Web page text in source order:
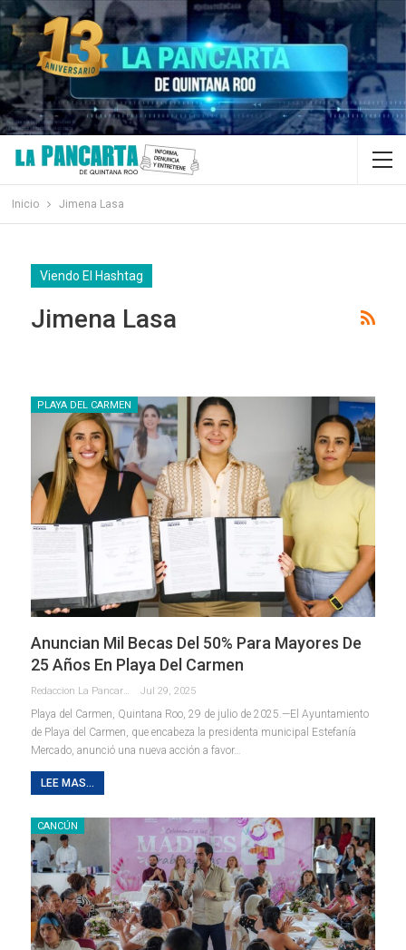
Inicio Jimena Lasa
Viendo El Hashtag
Jimena Lasa
PLAYA DEL CARMEN
Anuncian Mil Becas Del 50% Para Mayores De
25 Años En Playa Del Carmen
Redaccion La Pancarta De Quintana Roo Jul 29, 2025
Playa del Carmen, Quintana Roo, 29 de julio de 2025.—El Ayuntamiento
de Playa del Carmen, que encabeza la presidenta municipal Estefanía
Mercado, anunció una nueva acción a favor…
LEE MAS...
CANCÚN